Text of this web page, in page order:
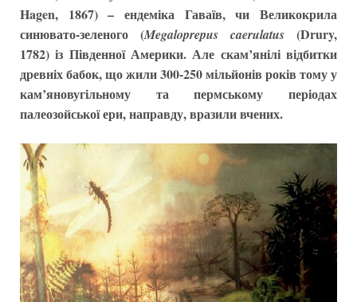
Hagen, 1867) – ендеміка Гаваїв, чи Великокрила
синювато-зеленого (Megaloprepus caerulatus (Drury,
1782) із Південної Америки. Але скам’янілі відбитки
древніх бабок, що жили 300-250 мільйонів років тому у
кам’яновугільному та пермському періодах
палеозойської ери, направду, вразили вчених.